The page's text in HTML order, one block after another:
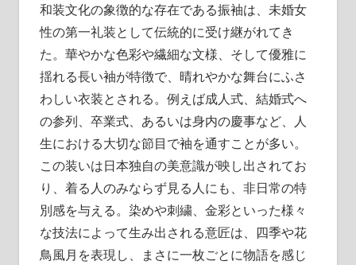
和装文化の象徴的な存在である振袖は、未婚女
性の第一礼装として伝統的に受け継がれてき
た。 華やかな色彩や繊細な文様、そして優雅に
揺れる長い袖が特徴で、晴れやかな舞台にふさ
わしい衣装とされる。例えば成人式、結婚式へ
の参列、卒業式、あるいは身内の慶事など、人
生における大切な節目で袖を通すことが多い。
この装いは日本独自の美意識が映し出されてお
り、着る人のみならず見る人にも、非日常の特
別感を与える。染めや刺繍、金彩といった様々
な技法によって生み出される意匠は、四季や花
鳥風月を表現し、まさに一枚ごとに物語を感じ